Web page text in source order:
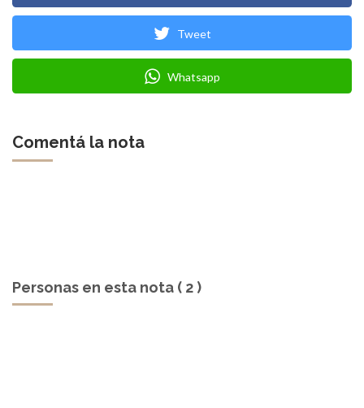
Tweet
Whatsapp
Comentá la nota
Personas en esta nota ( 2 )